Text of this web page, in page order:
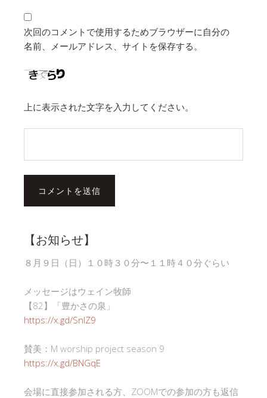
次回のコメントで使用するためブラウザーに自分の
名前、メールアドレス、サイトを保存する。
上に表示された文字を入力してください。
【お知らせ】
８月９日（日）１０時３０分〜１１時４０分ぐらい
メッセージはウェイン牧師
【82】「豊かさの泉」
https://x.gd/SnlZ9
賛美：M worship project season 9
https://x.gd/BNGqE
会場に直接参加される方、ZOOMでの参加の方も返信